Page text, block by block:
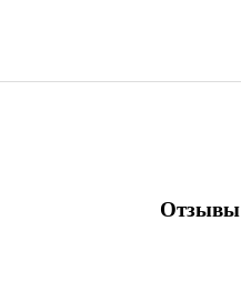
Отзывы